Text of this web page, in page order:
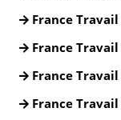
France
France
France Travail
France